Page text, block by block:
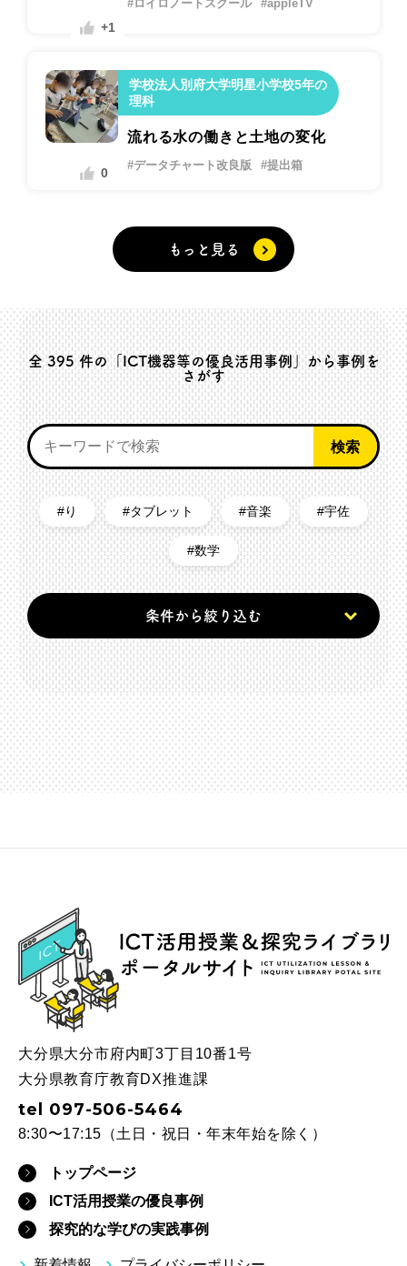
+1
#ロイロノートスクール #appleTV
学校法人別府大学明星小学校5年の
理科
0
流れる水の働きと土地の変化
#データチャート改良版 #提出箱
もっと見る
全395件の「ICT機器等の優良活用事例」から事例を
さがす
り タブレット 音楽 宇佐
数学
条件から絞り込む
ICT
大分県大分市府内町3丁目10番1号
大分県教育庁教育DX推進課
tel 097-506-5464
8:30〜17:15（土日・祝日・年末年始を除く）
トップページ
ICT活用授業の優良事例
探究的な学びの実践事例